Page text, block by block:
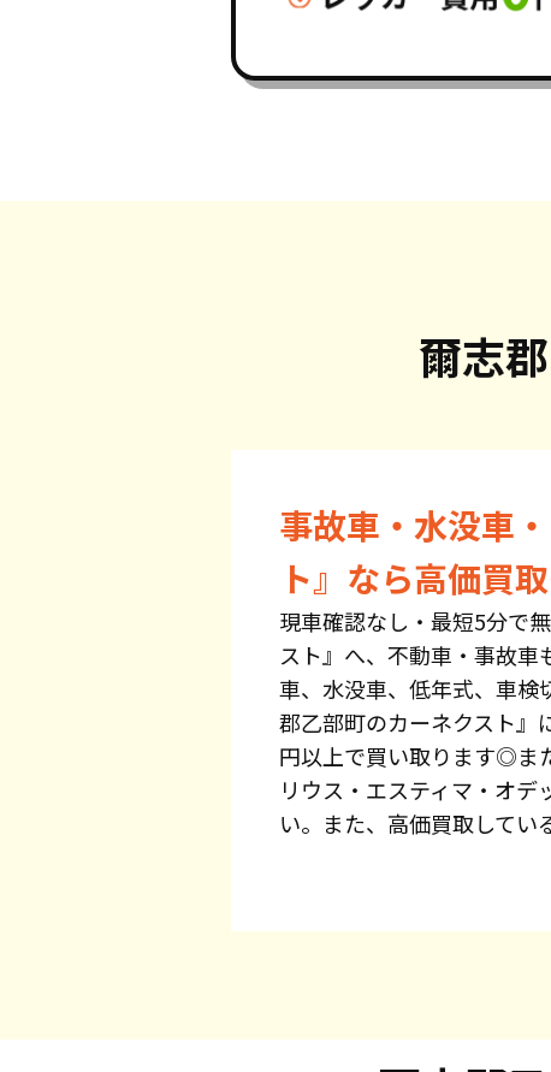
爾志
事故車・水没車
ト』なら高価買
現車確認なし・最短5分で
スト』へ、不動車・事故
車、水没車、低年式、車検
郡乙部町のカーネクスト』
円以上で買い取ります◎ま
リウス・エスティマ・オ
い。また、高価買取してい